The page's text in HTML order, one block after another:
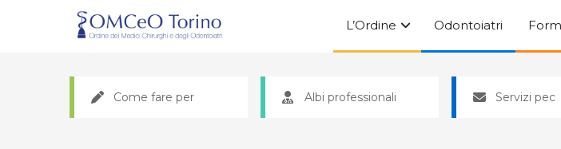
L’Ordine Odontoiatri
Come fare per Albi professionali Servizi pec